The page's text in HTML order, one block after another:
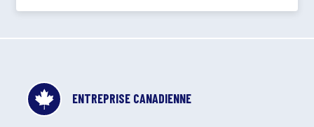
ENTREPRISE CANADIENNE